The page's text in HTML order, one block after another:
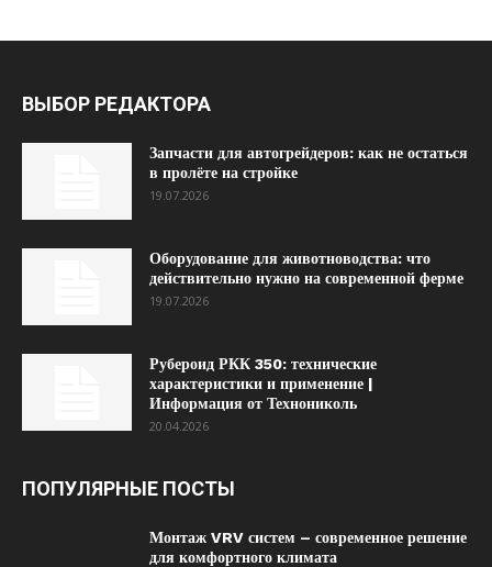
ВЫБОР РЕДАКТОРА
Запчасти для автогрейдеров: как не остаться
в пролёте на стройке
19.07.2026
Оборудование для животноводства: что
действительно нужно на современной ферме
19.07.2026
Рубероид РКК 350: технические
характеристики и применение |
Информация от Технониколь
20.04.2026
ПОПУЛЯРНЫЕ ПОСТЫ
Монтаж VRV систем – современное решение
для комфортного климата